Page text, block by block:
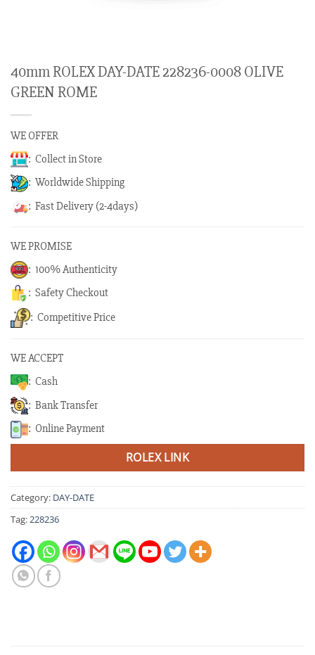
40mm ROLEX DAY-DATE 228236-0008 OLIVE
GREEN ROME
WE OFFER
: Collect in Store
: Worldwide Shipping
: Fast Delivery (2-4days)
WE PROMISE
: 100% Authenticity
: Safety Checkout
: Competitive Price
WE ACCEPT
: Cash
: Bank Transfer
: Online Payment
ROLEX LINK
Category: DAY-DATE
Tag:228236